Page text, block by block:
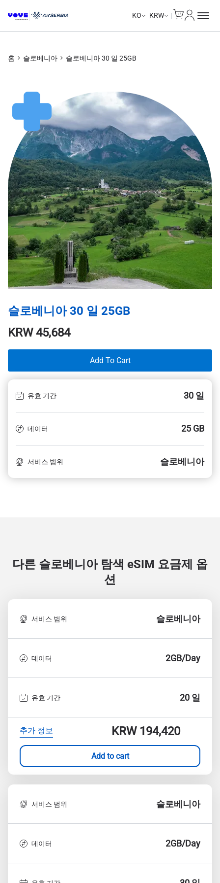
KO KRW
홈 슬로베니아 슬로베니아 30 일 25GB
슬로베니아 30 일 25GB
KRW45,684
Add To Cart
유효 기간 30 일
데이터 25 GB
서비스 범위 슬로베니아
다른 슬로베니아 탐색 eSIM 요금제 옵
션
서비스 범위 슬로베니아
데이터 2GB/Day
유효 기간 20 일
추가 정보 KRW 194,420
Add to cart
서비스 범위 슬로베니아
데이터 2GB/Day